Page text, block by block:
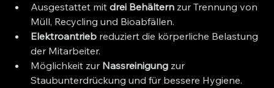
Ausgestattet mit drei Behältern zur Trennung von
Müll, Recycling und Bioabfällen.
Elektroantrieb reduziert die körperliche Belastung
der Mitarbeiter.
Möglichkeit zur Nassreinigung zur
Staubunterdrückung und für bessere Hygiene.